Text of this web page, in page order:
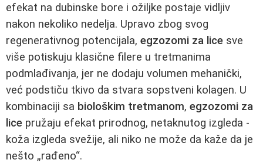
efekat na dubinske bore i ožiljke postaje vidljiv
nakon nekoliko nedelja. Upravo zbog svog
regenerativnog potencijala, egzozomi za lice sve
više potiskuju klasične filere u tretmanima
podmlađivanja, jer ne dodaju volumen mehanički,
već podstiču tkivo da stvara sopstveni kolagen. U
kombinaciji sa biološkim tretmanom, egzozomi za
lice pružaju efekat prirodnog, netaknutog izgleda -
koža izgleda svežije, ali niko ne može da kaže da je
nešto „rađeno“.